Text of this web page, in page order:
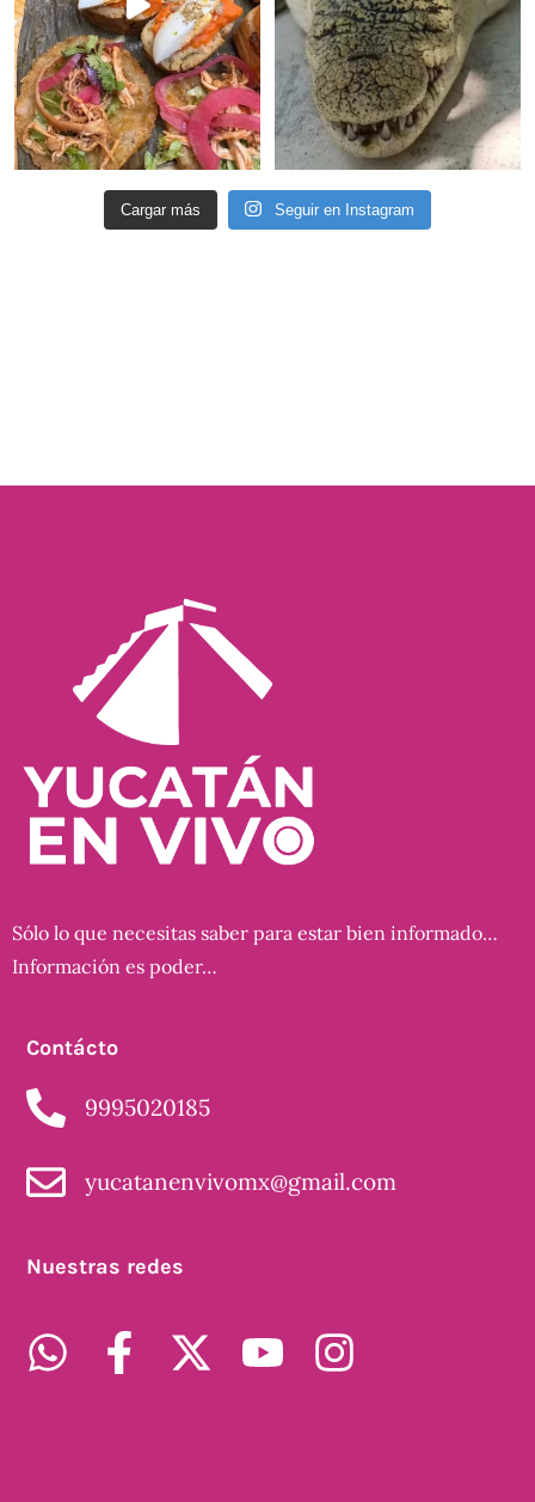
Cargar más Seguir en Instagram
Sólo lo que necesitas saber para estar bien informado…
Información es poder…
Contácto
9995020185
yucatanenvivomx@gmail.com
Nuestras redes